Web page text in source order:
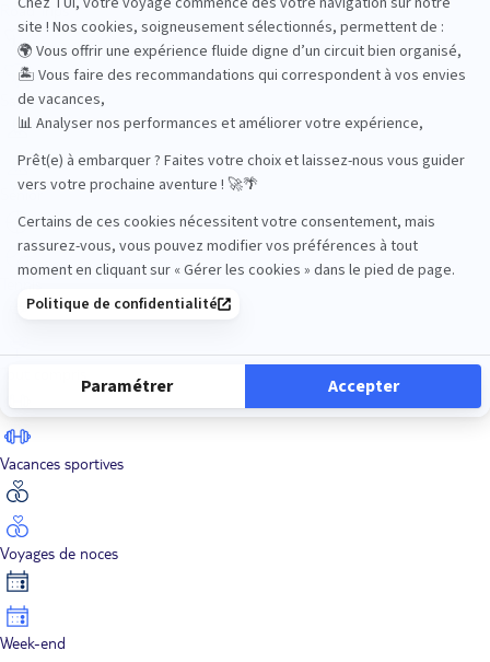
Road Trips
Safari
Sénior
Vacances sportives
Voyages de noces
Week-end